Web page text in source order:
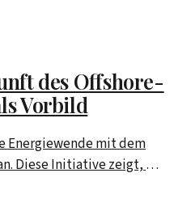
des Offshore-
Vorbild
Energiewende mit dem
Diese Initiative zeigt, wie